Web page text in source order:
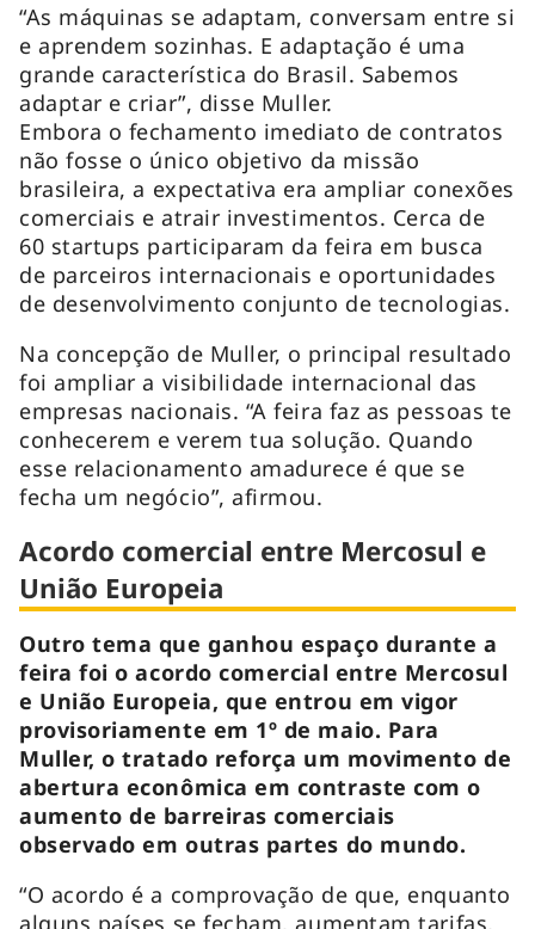
“As máquinas se adaptam, conversam entre si
e aprendem sozinhas. E adaptação é uma
grande característica do Brasil. Sabemos
adaptar e criar”, disse Muller.
Embora o fechamento imediato de contratos
não fosse o único objetivo da missão
brasileira, a expectativa era ampliar conexões
comerciais e atrair investimentos. Cerca de
60 startups participaram da feira em busca
de parceiros internacionais e oportunidades
de desenvolvimento conjunto de tecnologias.
Na concepção de Muller, o principal resultado
foi ampliar a visibilidade internacional das
empresas nacionais. “A feira faz as pessoas te
conhecerem e verem tua solução. Quando
esse relacionamento amadurece é que se
fecha um negócio”, afirmou.
Acordo comercial entre Mercosul e
União Europeia
Outro tema que ganhou espaço durante a
feira foi o acordo comercial entre Mercosul
e União Europeia, que entrou em vigor
provisoriamente em 1º de maio. Para
Muller, o tratado reforça um movimento de
abertura econômica em contraste com o
aumento de barreiras comerciais
observado em outras partes do mundo.
“O acordo é a comprovação de que, enquanto
alguns países se fecham, aumentam tarifas,